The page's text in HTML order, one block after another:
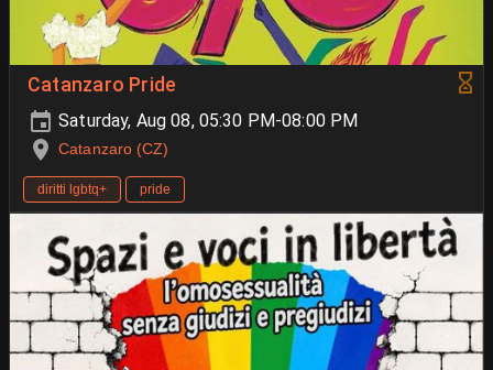
Catanzaro Pride
Saturday, Aug 08, 05:30 PM-08:00 PM
Catanzaro (CZ)
diritti lgbtq+ pride